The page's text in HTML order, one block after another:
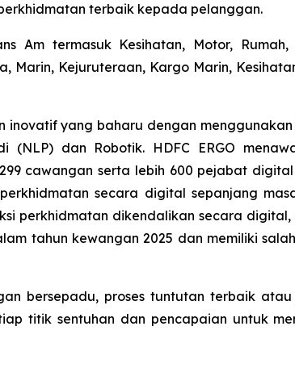
terbaik kepada pelanggan.
Am termasuk Kesihatan, Motor,
Marin, Kejuruteraan, Kargo Marin,
yang baharu dengan
(NLP) dan Robotik. HDFC ERGO
cawangan serta lebih 600 pejabat
secara digital sepanjang
perkhidmatan dikendalikan secara
tahun kewangan 2025 dan memiliki
bersepadu, proses tuntutan terbaik
titik sentuhan dan pencapaian untuk